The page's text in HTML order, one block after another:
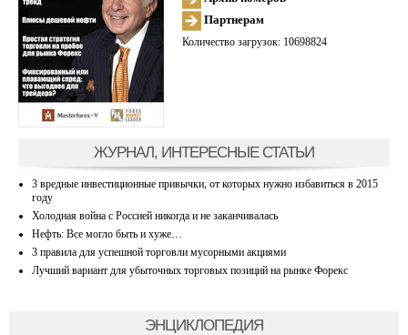
Партнерам
Количество загрузок: 10698824
ЖУРНАЛ, ИНТЕРЕСНЫЕ СТАТЬИ
3 вредные инвестиционные привычки, от которых нужно избавиться в 2015
году
Холодная война с Россией никогда и не заканчивалась
Нефть: Все могло быть и хуже…
3 правила для успешной торговли мусорными акциями
Лучший вариант для убыточных торговых позиций на рынке Форекс
ЭНЦИКЛОПЕДИЯ